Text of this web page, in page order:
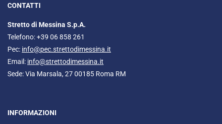
CONTATTI
Stretto di Messina S.p.A.
Telefono: +39 06 858 261
Pec: info@pec.strettodimessina.it
Email: info@strettodimessina.it
Sede: Via Marsala, 27 00185 Roma RM
INFORMAZIONI